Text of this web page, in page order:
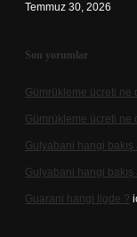
Temmuz 30, 2026
Son yorumlar
Gümrükleme ücreti ne
Gümrükleme ücreti ne
Gulyabani hangi bakış
Gulyabani hangi bakış
Guarani hangi ligde ?